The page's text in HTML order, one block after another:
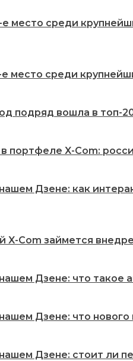
е место среди
е место среди
подряд вошла в топ-
портфеле X-Com:
Дзене: как
X-Com займется
Дзене: что такое
Дзене: что нового
Дзене: стоит ли